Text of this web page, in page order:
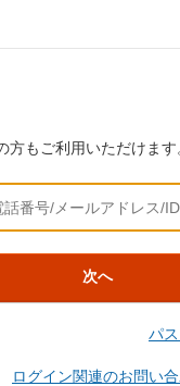
方もご利用いただけます
次へ
パ
ログイン関連のお問い